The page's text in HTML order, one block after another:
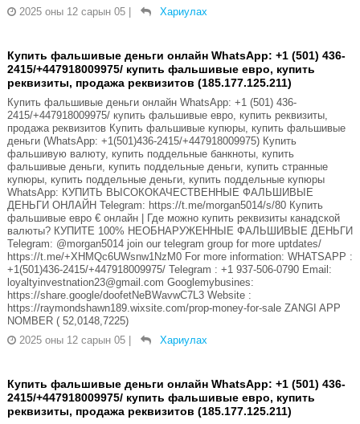
2025 оны 12 сарын 05
Хариулах
Купить фальшивые деньги онлайн WhatsApp: +1 (501) 436-
2415/+447918009975/ купить фальшивые евро, купить
реквизиты, продажа реквизитов (185.177.125.211)
Купить фальшивые деньги онлайн WhatsApp: +1 (501) 436-
2415/+447918009975/ купить фальшивые евро, купить реквизиты,
продажа реквизитов Купить фальшивые купюры, купить фальшивые
деньги (WhatsApp: +1(501)436-2415/+447918009975) Купить
фальшивую валюту, купить поддельные банкноты, купить
фальшивые деньги, купить поддельные деньги, купить странные
купюры, купить поддельные деньги, купить поддельные купюры
WhatsApp: КУПИТЬ ВЫСОКОКАЧЕСТВЕННЫЕ ФАЛЬШИВЫЕ
ДЕНЬГИ ОНЛАЙН Telegram: https://t.me/morgan5014/s/80 Купить
фальшивые евро € онлайн | Где можно купить реквизиты канадской
валюты? КУПИТЕ 100% НЕОБНАРУЖЕННЫЕ ФАЛЬШИВЫЕ ДЕНЬГИ
Telegram: @morgan5014 join our telegram group for more uptdates/
https://t.me/+XHMQc6UWsnw1NzM0 For more information: WHATSAPP :
+1(501)436-2415/+447918009975/ Telegram : +1 937-506-0790 Email:
loyaltyinvestnation23@gmail.com Googlemybusines:
https://share.google/doofetNeBWavwC7L3 Website :
https://raymondshawn189.wixsite.com/prop-money-for-sale ZANGI APP
NOMBER ( 52,0148,7225)
2025 оны 12 сарын 05
Хариулах
Купить фальшивые деньги онлайн WhatsApp: +1 (501) 436-
2415/+447918009975/ купить фальшивые евро, купить
реквизиты, продажа реквизитов (185.177.125.211)